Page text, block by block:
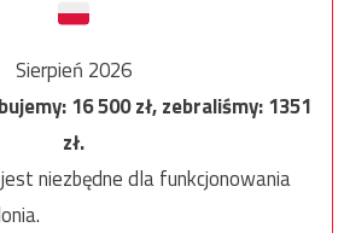
Sierpień 2026
16 500zł, zebraliśmy:1351
zł.
niezbędne dla funkcjonowania